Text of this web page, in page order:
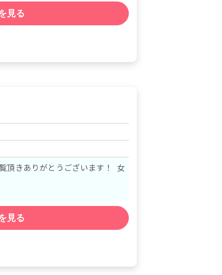
見る
頂きありがとうございます！ 女
見る